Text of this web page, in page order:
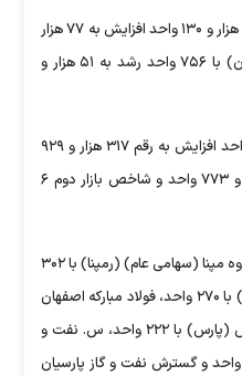
همچنین شاخص کل (هم وزن) با یک هزار و ۱۳۰ واحد افزایش به ۷۷ هزار
و ۶۸ واحد و شاخص قیمت (هم وزن) با ۷۵۶ واحد رشد به ۵۱ هزار و
شاخص آزاد شناور نیز سه هزار ۷۴۶ واحد افزایش به رقم ۳۱۷ هزار و ۹۲۹
واحد رسید، شاخص بازار اول ۲ هزار و ۷۷۳ واحد و شاخص بازار دوم ۶
علاوه بر این در بین تمامی نمادها، گروه مپنا (سهامی عام) (رمپنا) با ۳۰۲
واحد، معدنی و صنعتی گل گهر (کگل) با ۲۷۰ واحد، فولاد مبارکه اصفهان
(فولاد) با ۲۲۷ واحد، پتروشیمی پارس (پارس) با ۲۲۲ واحد، س. نفت و
گاز پتروشیمی تامین (تاپیکو) با ۱۴۷ واحد و گسترش نفت و گاز پارسیان